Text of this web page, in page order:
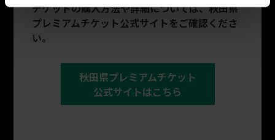
チケットの購入方法や詳細については、秋田県
プレミアムチケット公式サイトをご確認くださ
い。
秋田県プレミアムチケット
公式サイトはこちら